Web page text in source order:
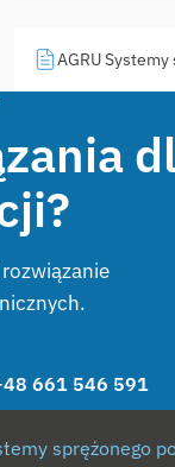
AGRU
661 546 591
sprężonego